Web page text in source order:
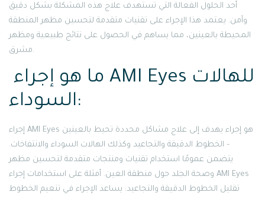
أحد الحلول الفعالة التي تستهدف علاج هذه المشكلة بشكل دقيق
وآمن. يعتمد هذا الإجراء على تقنيات متقدمة لتحسين مظهر المنطقة
المحيطة بالعينين، مما يساهم في الحصول على نتائج طبيعية ومظهر
مشرق.
السوداء:
إجراء AMI Eyes هو إجراء يهدف إلى علاج مشاكل محددة تحيط بالعينين
– الخطوط الدقيقة والتجاعيد وكذلك الهالات السوداء والانتفاخات.
يتضمن عمومًا استخدام تقنيات ومنتجات متقدمة لتحسين مظهر
وصحة الجلد حول منطقة العين. أمثلة على استخدامات إجراء AMI Eyes
تقليل الخطوط الدقيقة والتجاعيد: يساعد الإجراء في تنعيم الخطوط